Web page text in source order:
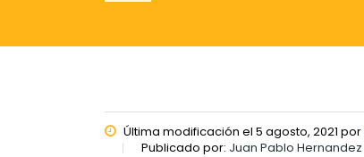
Última modificación el 5 agosto, 2021 por
Publicado por: Juan Pablo Hernandez